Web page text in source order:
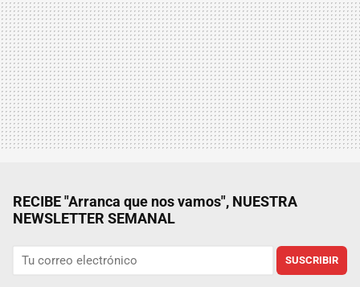
RECIBE "Arranca que nos vamos", NUESTRA
NEWSLETTER SEMANAL
SUSCRIBIR